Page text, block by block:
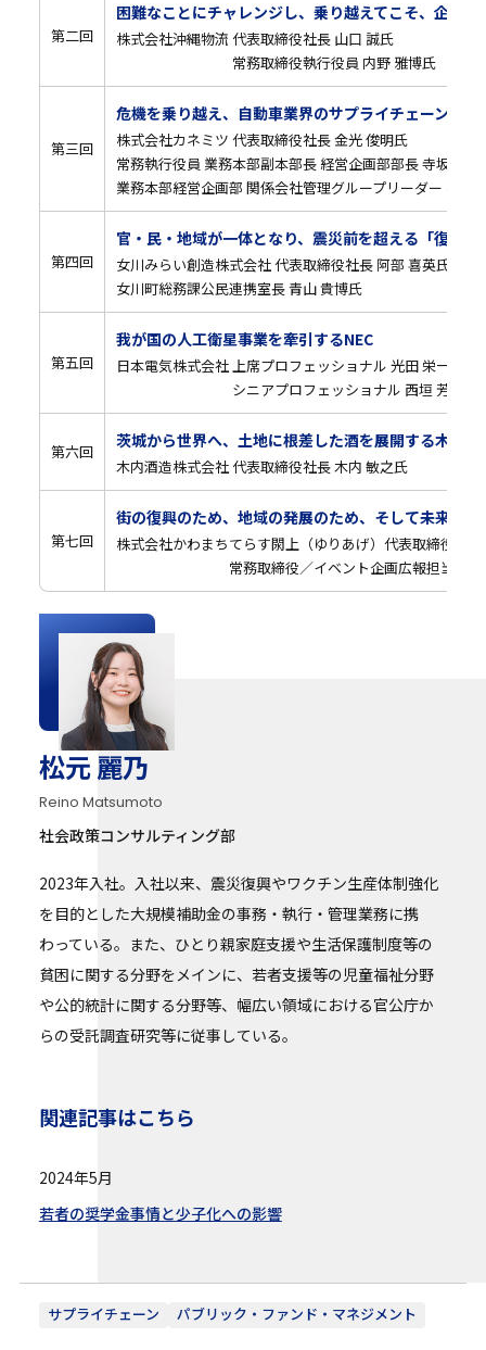
サプライチェーン パブリック・ファンド・マネジメント
第二回
困難なことにチャレンジし、乗り越えてこそ、企業も
株式会社沖縄物流 代表取締役社長 山口 誠氏
常務取締役執行役員 内野 雅博氏
第三回
危機を乗り越え、自動車業界のサプライチェーン強
株式会社カネミツ 代表取締役社長 金光 俊明氏
常務執行役員 業務本部副本部長 経営企画部部長 寺坂 孝雄
業務本部経営企画部 関係会社管理グループリーダー 松村
第四回
官・民・地域が一体となり、震災前を超える「復興
女川みらい創造株式会社 代表取締役社長 阿部 喜英氏
女川町総務課公民連携室長 青山 貴博氏
第五回
我が国の人工衛星事業を牽引するNEC
日本電気株式会社 上席プロフェッショナル 光田 栄一氏
シニアプロフェッショナル 西垣 芳幸氏
第六回
茨城から世界へ、土地に根差した酒を展開する木内酒
木内酒造株式会社 代表取締役社長 木内 敏之氏
第七回
街の復興のため、地域の発展のため、そして未来の世
株式会社かわまちてらす閖上（ゆりあげ）代表取締役 櫻
常務取締役／イベント企画広報担当 松野
松元 麗乃
Reino Matsumoto
社会政策コンサルティング部
2023年入社。入社以来、震災復興やワクチン生産体制強化
を目的とした大規模補助金の事務・執行・管理業務に携
わっている。また、ひとり親家庭支援や生活保護制度等の
貧困に関する分野をメインに、若者支援等の児童福祉分野
や公的統計に関する分野等、幅広い領域における官公庁か
らの受託調査研究等に従事している。
関連記事はこちら
2024年5月
若者の奨学金事情と少子化への影響